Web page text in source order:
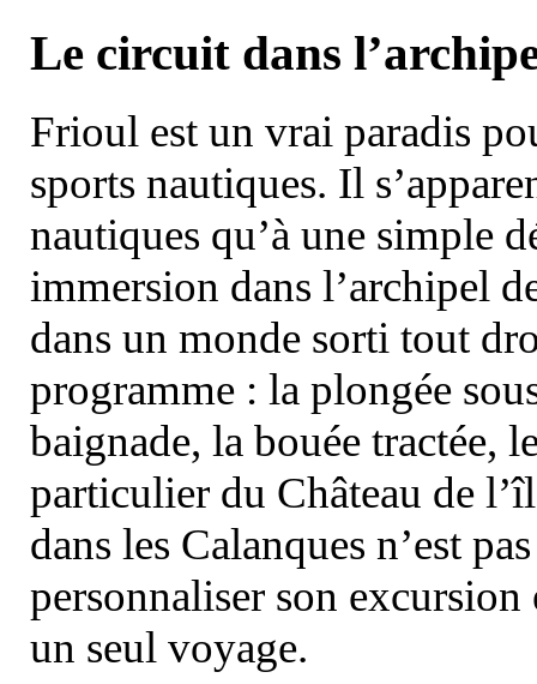
Le circuit dans
Frioul est un vrai paradis
sports nautiques. Il
nautiques qu’à une simple
immersion dans l’archipel
dans un monde sorti tout
programme : la plongée
baignade, la bouée tractée,
particulier du Château de
dans les Calanques n’est
personnaliser son
un seul voyage.